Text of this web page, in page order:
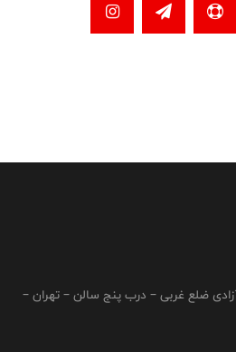
ضلع غربی – درب پنج سالن – تهران –